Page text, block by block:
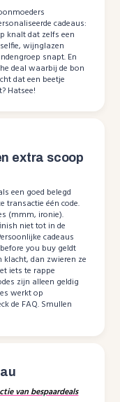
cadeaus:
knalt dat zelfs een
wijnglazen
snapt. En
deal waarbij de bon
dat een beetje
Hatsee!
extra scoop
een goed belegd
transactie één code.
(mmm, ironie).
niet tot in de
cadeaus
you buy geldt
klacht, dan zwieren ze
iets te rappe
zijn alleen geldig
werkt op
de FAQ. Smullen
van bespaardeals